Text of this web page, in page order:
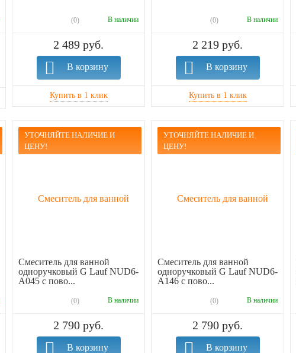
(0) В наличии
2 489 руб.
В корзину
(0) В наличии
2 219 руб.
В корзину
УТОЧНЯЙТЕ НАЛИЧИЕ И
ЦЕНУ!
Смеситель для ванной
одноручковый G Lauf NUD6-
A045 с пово...
(0) В наличии
2 790 руб.
В корзину
УТОЧНЯЙТЕ НАЛИЧИЕ И
ЦЕНУ!
Смеситель для ванной
одноручковый G Lauf NUD6-
A146 с пово...
(0) В наличии
2 790 руб.
В корзину